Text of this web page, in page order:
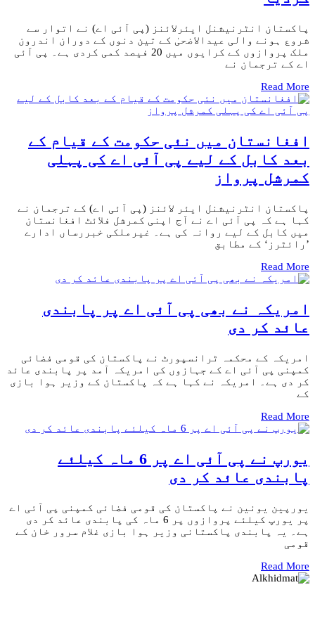
پاکستان انٹرنیشنل ایئرلائنز (پی آئی اے) نے اتوار سے
شروع ہونے والی عیدالاضحیٰ کے تین دنوں کے دوران اندرون
ملک پروازوں کے کرایوں میں 20 فیصد کمی کردی ہے۔ پی آئی
اے کے ترجمان نے
Read More
افغانستان میں نئی حکومت کے قیام کے
بعد کابل کے لیے پی آئی اے کی پہلی
کمرشل پرواز
پاکستان انٹرنیشنل ایئر لائنز (پی آئی اے) کے ترجمان نے
کہا ہے کہ پی آئی اے نے آج اپنی کمرشل فلائٹ افغانستان
میں کابل کے لیے روانہ کی ہے۔ غیرملکی خبررساں ادارے
’رائٹرز‘ کے مطابق
Read More
امریکہ نے بھی پی آئی اے پر پابندی
عائد کر دی
امریکہ کے محکمہ ٹرانسپورٹ نے پاکستان کی قومی فضائی
کمپنی پی آئی اے کے جہازوں کی امریکہ آمد پر پابندی عائد
کر دی ہے۔ امریکہ نے کہا ہے کہ پاکستان کے وزیر ہوا بازی
کے
Read More
یورپ نے پی آئی اے پر 6 ماہ کیلئے
پابندی عائد کر دی
یورپین یونین نے پاکستان کی قومی فضائی کمپنی پی آئی اے
پر یورپ کیلئے پروازوں پر 6 ماہ کی پابندی عائد کر دی
ہے۔ یہ پابندی پاکستانی وزیر ہوا بازی غلام سرور خان کے
قومی
Read More